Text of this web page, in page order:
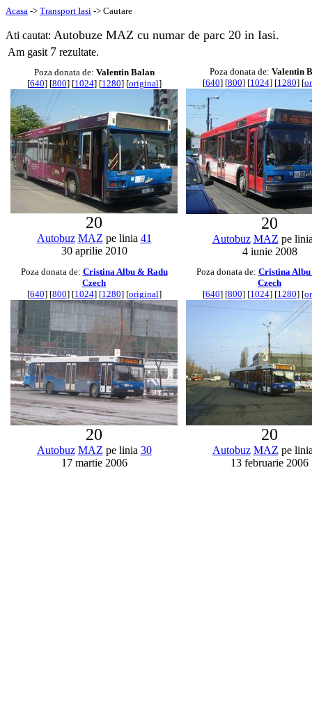
Acasa -> Transport Iasi -> Cautare
Ati cautat: Autobuze MAZ cu numar de parc 20 in Iasi.
Am gasit 7 rezultate.
Poza donata de: Valentin Balan
[640] [800] [1024] [1280] [original]
20
Autobuz MAZ pe linia 41
30 aprilie 2010
Poza donata de: Valentin
[640] [800] [1024] [1280] [
20
Autobuz MAZ pe
4 iunie 2008
Poza donata de: Cristina Albu & Radu
Czech
[640] [800] [1024] [1280] [original]
20
Autobuz MAZ pe linia 30
17 martie 2006
Poza donata de: Cristina
Czech
[640] [800] [1024] [1280] [
20
Autobuz MAZ pe
13 februarie 2006